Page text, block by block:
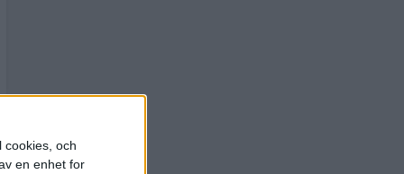
cookies, och
en enhet for